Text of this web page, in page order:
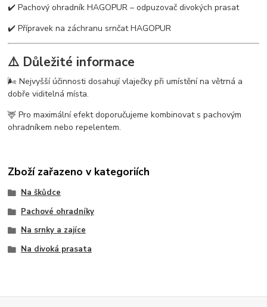
✔️ Pachový ohradník HAGOPUR – odpuzovač divokých prasat
✔️ Přípravek na záchranu srnčat HAGOPUR
⚠️ Důležité informace
🌬️ Nejvyšší účinnosti dosahují vlaječky při umístění na větrná a
dobře viditelná místa.
🦌 Pro maximální efekt doporučujeme kombinovat s pachovým
ohradníkem nebo repelentem.
Zboží zařazeno v kategoriích
Na škůdce
Pachové ohradníky
Na srnky a zajíce
Na divoká prasata